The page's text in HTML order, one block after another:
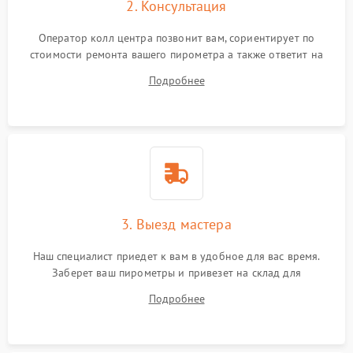
2. Консультация
Оператор колл центра позвонит вам, сориентирует по
стоимости ремонта вашего пирометра а также ответит на
Подробнее
3. Выезд мастера
Наш специалист приедет к вам в удобное для вас время.
Заберет ваш пирометры и привезет на склад для
Подробнее